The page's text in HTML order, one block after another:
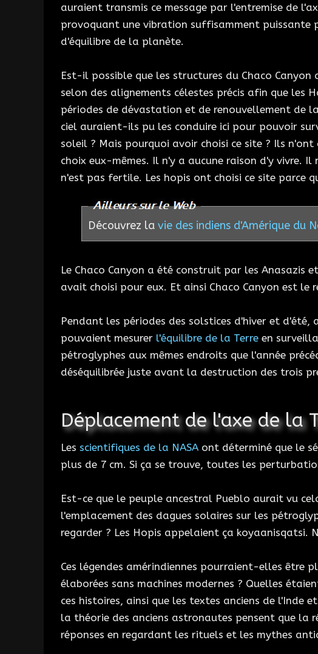
auraient transmis ce message par l'entremise de
provoquant une vibration suffisamment puissante
d'équilibre de la planète.
Est-il possible que les structures du Chaco
selon des alignements célestes précis afin que les
périodes de dévastation et de renouvellement de
ciel auraient-ils pu les conduire ici pour pouvoir
soleil ? Mais pourquoi avoir choisi ce site ? Ils
choix eux-mêmes. Il n'y a aucune raison d'y vivre.
n'est pas fertile. Les hopis ont choisi ce site parce
Découvrez la vie des indiens d'Amérique du
Le Chaco Canyon a été construit par les
avait choisi pour eux. Et ainsi Chaco Canyon est le
Pendant les périodes des solstices d'hiver et d'été,
pouvaient mesurer l'équilibre de la Terre en
pétroglyphes aux mêmes endroits que l'année
déséquilibrée juste avant la destruction des trois
Déplacement de l'axe de la
Les scientifiques de la NASA ont déterminé que le
plus de 7 cm. Si ça se trouve, toutes les
Est-ce que le peuple ancestral Pueblo aurait vu
l'emplacement des dagues solaires sur les
regarder ? Les Hopis appelaient ça koyaanisqatsi.
Ces légendes amérindiennes pourraient-elles être
élaborées sans machines modernes ? Quelles
ces histoires, ainsi que les textes anciens de l'Inde
la théorie des anciens astronautes pensent que la
réponses en regardant les rituels et les mythes